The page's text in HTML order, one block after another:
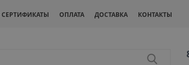
СЕРТИФИКАТЫ ОПЛАТА ДОСТАВКА КОНТАКТЫ